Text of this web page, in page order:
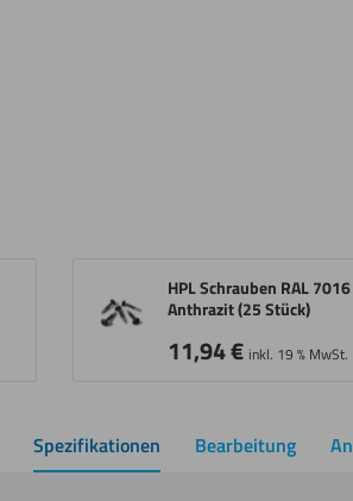
HPL Schrauben RAL 7016
Anthrazit (25 Stück)
11,94€ inkl. 19 % MwSt.
Spezifikationen Bearbeitung